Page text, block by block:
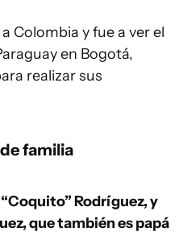
Colombia y fue a ver el
en Bogotá,
realizar sus
familia
Rodríguez, y
que también es papá